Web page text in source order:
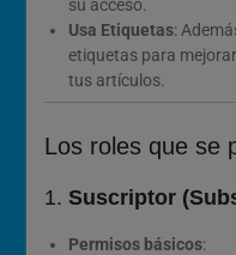
su acceso.
Usa Etiquetas:
etiquetas para
tus artículos.
Los roles que se
1. Suscriptor
Permisos básicos: